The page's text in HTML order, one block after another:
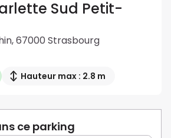
Sud Petit-
67000 Strasbourg
Hauteur max : 2.8 m
ce parking